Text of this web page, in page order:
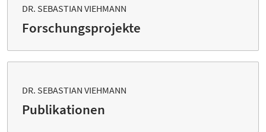
DR. SEBASTIAN VIEHMANN
Forschungsprojekte
DR. SEBASTIAN VIEHMANN
Publikationen